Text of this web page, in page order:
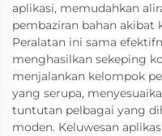
aplikasi, memudahkan
pembaziran bahan akibat
Peralatan ini sama
menghasilkan sekeping
menjalankan kelompok
yang serupa,
tuntutan pelbagai yang
moden. Keluwesan